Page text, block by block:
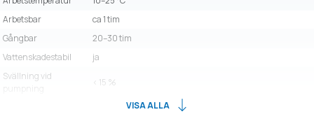
Arbetsbar
ca 1 tim
Gångbar
20–30 tim
Vattenskadestabil
ja
Svällning vid
< 15 %
VISA ALLA